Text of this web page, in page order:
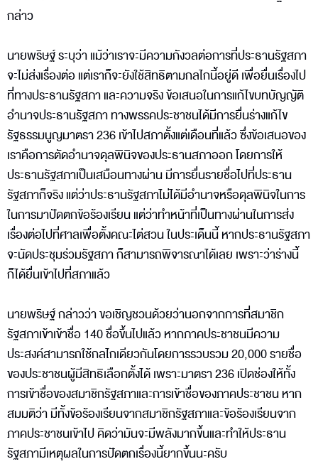
กล่าว
นายพริษฐ์ ระบุว่า แม้ว่าเราจะมีความกังวลต่อการที่ประธานรัฐสภา
จะไม่ส่งเรื่องต่อ แต่เราก็จะยังใช้สิทธิตามกลไกนี้อยู่ดี เพื่อยื่นเรื่องไป
ที่ทางประธานรัฐสภา และความจริง ข้อเสนอในการแก้ไขบทบัญญัติ
อำนาจประธานรัฐสภา ทางพรรคประชาชนได้มีการยื่นร่างแก้ไข
รัฐธรรมนูญมาตรา 236 เข้าไปสภาตั้งแต่เดือนที่แล้ว ซึ่งข้อเสนอของ
เราคือการตัดอำนาจดุลพินิจของประธานสภาออก โดยการให้
ประธานรัฐสภาเป็นเสมือนทางผ่าน มีการยื่นรายชื่อไปที่ประธาน
รัฐสภาก็จริง แต่ว่าประธานรัฐสภาไม่ได้มีอำนาจหรือดุลพินิจในการ
ในการมาปัดตกข้อร้องเรียน แต่ว่าทำหน้าที่เป็นทางผ่านในการส่ง
เรื่องต่อไปที่ศาลเพื่อตั้งคณะไต่สวน ในประเด็นนี้ หากประธานรัฐสภา
จะนัดประชุมร่วมรัฐสภา ก็สามารถพิจารณาได้เลย เพราะว่าร่างนี้
ก็ได้ยื่นเข้าไปที่สภาแล้ว
นายพริษฐ์ กล่าวว่า ขอเชิญชวนด้วยว่านอกจากการที่สมาชิก
รัฐสภาเข้าเข้าชื่อ 140 ชื่อขึ้นไปแล้ว หากภาคประชาชนมีความ
ประสงค์สามารถใช้กลไกเดียวกันโดยการรวบรวม 20,000 รายชื่อ
ของประชาชนผู้มีสิทธิเลือกตั้งได้ เพราะมาตรา 236 เปิดช่องให้ทั้ง
การเข้าชื่อของสมาชิกรัฐสภาและการเข้าชื่อของภาคประชาชน หาก
สมมติว่า มีทั้งข้อร้องเรียนจากสมาชิกรัฐสภาและข้อร้องเรียนจาก
ภาคประชาชนเข้าไป คิดว่ามันจะมีพลังมากขึ้นและทำให้ประธาน
รัฐสภามีเหตุผลในการปัดตกเรื่องนี้ยากขึ้นนะครับ